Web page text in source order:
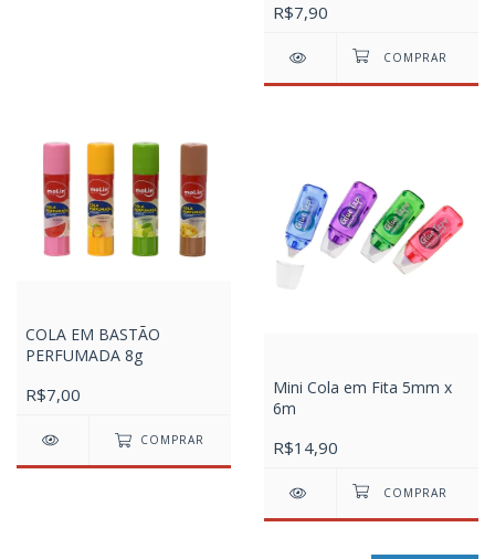
R$7,90
COLA EM BASTÃO
PERFUMADA 8g
R$7,00
COMPRAR
Mini Cola em Fita 5mm x
6m
R$14,90